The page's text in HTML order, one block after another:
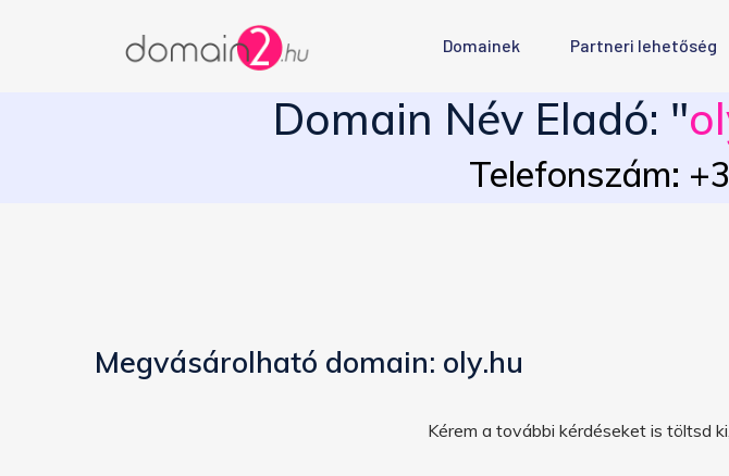
Domainek Partneri lehetőség
Domain Név Eladó: "
Telefonszám:
Megvásárolható domain: oly.hu
Kérem a további kérdéseket is töltsd